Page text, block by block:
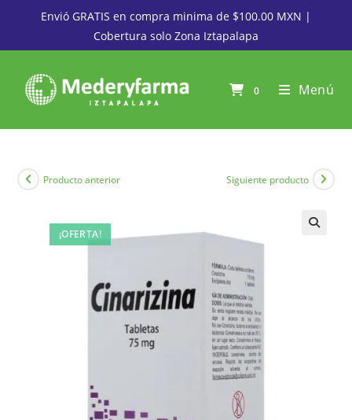
Envió GRATIS en compra minima de $100.00 MXN |
Cobertura solo Zona Iztapalapa
0 Menú
¡OFERTA!
Producto anterior Siguiente producto